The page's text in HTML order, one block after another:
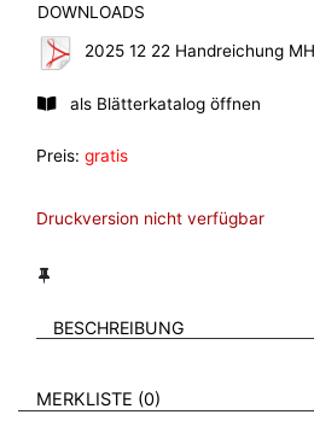
DOWNLOADS
2025 12 22 Handreichung
als Blätterkatalog öffnen
Preis: gratis
Druckversion nicht verfügbar
BESCHREIBUNG
VERWEISE AUF VERMERKTE-
MERKLISTE 0 BROSCHÜREN